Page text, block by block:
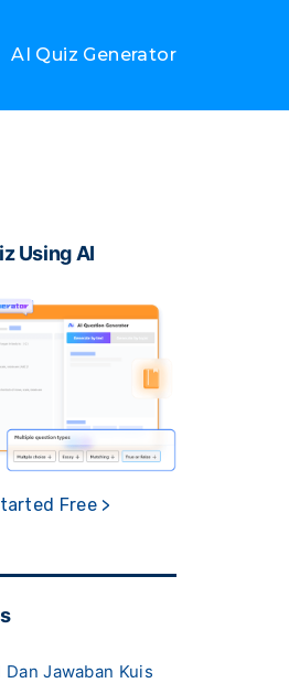
AI Quiz Generator
Using AI
Free >
Dan Jawaban Kuis